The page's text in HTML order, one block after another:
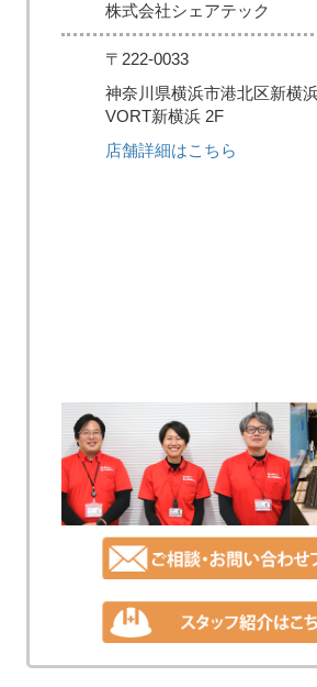
株式会社シェアテック
〒222-0033
神奈川県横浜市港北区新横
VORT新横浜 2F
店舗詳細はこちら